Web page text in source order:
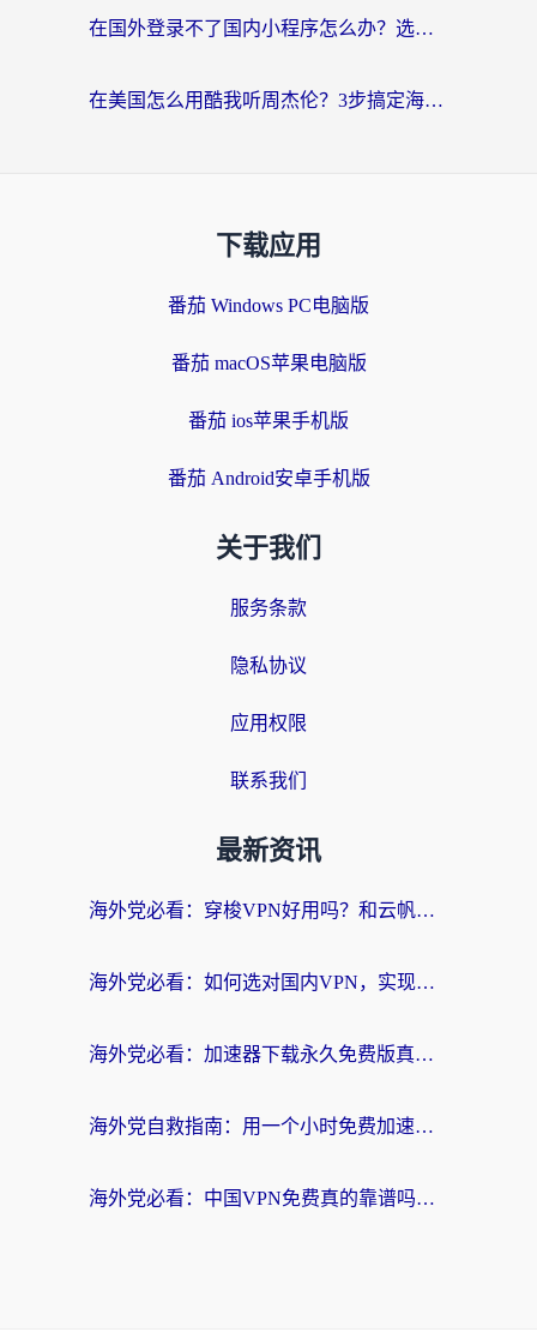
在国外登录不了国内小程序怎么办？选对回国加速器，轻松解锁国内资源
在美国怎么用酷我听周杰伦？3步搞定海外听歌难题
下载应用
番茄 Windows PC电脑版
番茄 macOS苹果电脑版
番茄 ios苹果手机版
番茄 Android安卓手机版
关于我们
服务条款
隐私协议
应用权限
联系我们
最新资讯
海外党必看：穿梭VPN好用吗？和云帆VPN对比哪个回国效果更好？附真实测评+避坑指南
海外党必看：如何选对国内VPN，实现无缝访问国内资源？
海外党必看：加速器下载永久免费版真的存在吗？教你无缝访问国内资源的正确姿势
海外党自救指南：用一个小时免费加速器，轻松打破国内资源访问壁垒？
海外党必看：中国VPN免费真的靠谱吗？手把手教你选对回国加速器